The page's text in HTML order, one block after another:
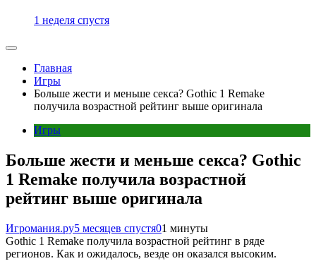
1 неделя спустя
Главная
Игры
Больше жести и меньше секса? Gothic 1 Remake
получила возрастной рейтинг выше оригинала
Игры
Больше жести и меньше секса? Gothic
1 Remake получила возрастной
рейтинг выше оригинала
Игромания.ру5 месяцев спустя01 минуты
Gothic 1 Remake получила возрастной рейтинг в ряде
регионов. Как и ожидалось, везде он оказался высоким.